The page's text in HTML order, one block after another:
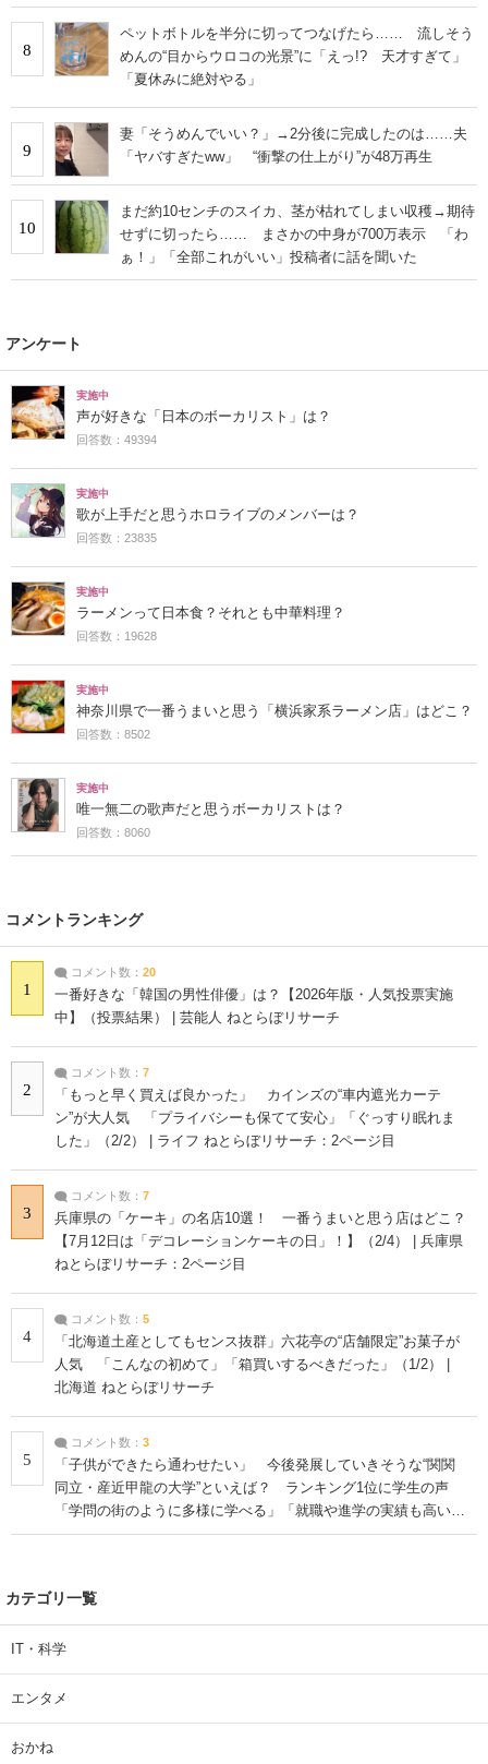
8
ペットボトルを半分に切ってつなげたら…… 流しそう
めんの“目からウロコの光景”に「えっ!? 天才すぎて」
「夏休みに絶対やる」
9
妻「そうめんでいい？」→2分後に完成したのは……夫
「ヤバすぎたww」 “衝撃の仕上がり”が48万再生
10
まだ約10センチのスイカ、茎が枯れてしまい収穫→期待
せずに切ったら…… まさかの中身が700万表示 「わ
ぁ！」「全部これがいい」投稿者に話を聞いた
アンケート
実施中
声が好きな「日本のボーカリスト」は？
回答数：49394
実施中
歌が上手だと思うホロライブのメンバーは？
回答数：23835
実施中
ラーメンって日本食？それとも中華料理？
回答数：19628
実施中
神奈川県で一番うまいと思う「横浜家系ラーメン店」はどこ？
回答数：8502
実施中
唯一無二の歌声だと思うボーカリストは？
回答数：8060
コメントランキング
1
コメント数： 20
一番好きな「韓国の男性俳優」は？【2026年版・人気投票実施
中】（投票結果） | 芸能人 ねとらぼリサーチ
2
コメント数： 7
「もっと早く買えば良かった」 カインズの“車内遮光カーテ
ン”が大人気 「プライバシーも保てて安心」「ぐっすり眠れま
した」（2/2） | ライフ ねとらぼリサーチ：2ページ目
3
コメント数： 7
兵庫県の「ケーキ」の名店10選！ 一番うまいと思う店はどこ？
【7月12日は「デコレーションケーキの日」！】（2/4） | 兵庫県
ねとらぼリサーチ：2ページ目
4
コメント数： 5
「北海道土産としてもセンス抜群」六花亭の“店舗限定”お菓子が
人気 「こんなの初めて」「箱買いするべきだった」（1/2） |
北海道 ねとらぼリサーチ
5
コメント数： 3
「子供ができたら通わせたい」 今後発展していきそうな“関関
同立・産近甲龍の大学”といえば？ ランキング1位に学生の声
「学問の街のように多様に学べる」「就職や進学の実績も高い」
| 大学 ねとらぼリサーチ
カテゴリ一覧
IT・科学
エンタメ
おかね